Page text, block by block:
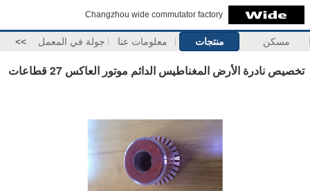
Changzhou wide commutator factory
مسكن منتجات معلومات عنا جولة في المعمل >>
تخصيص نادرة الأرض المغناطيس الدائم موتور العاكس 27 قطاعات